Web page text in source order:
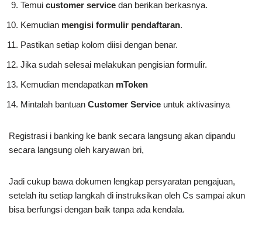
Temui customer service dan berikan berkasnya.
Kemudian mengisi formulir pendaftaran.
Pastikan setiap kolom diisi dengan benar.
Jika sudah selesai melakukan pengisian formulir.
Kemudian mendapatkan mToken
Mintalah bantuan Customer Service untuk aktivasinya
Registrasi i banking ke bank secara langsung akan dipandu
secara langsung oleh karyawan bri,
Jadi cukup bawa dokumen lengkap persyaratan pengajuan,
setelah itu setiap langkah di instruksikan oleh Cs sampai akun
bisa berfungsi dengan baik tanpa ada kendala.